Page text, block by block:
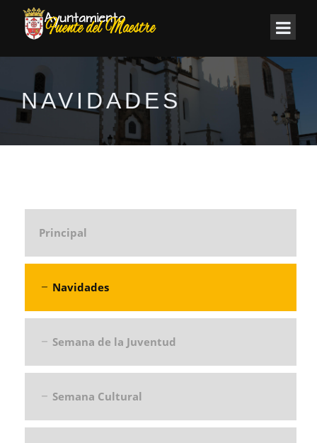
NAVIDADES
Principal
Navidades
Semana de la Juventud
Semana Cultural